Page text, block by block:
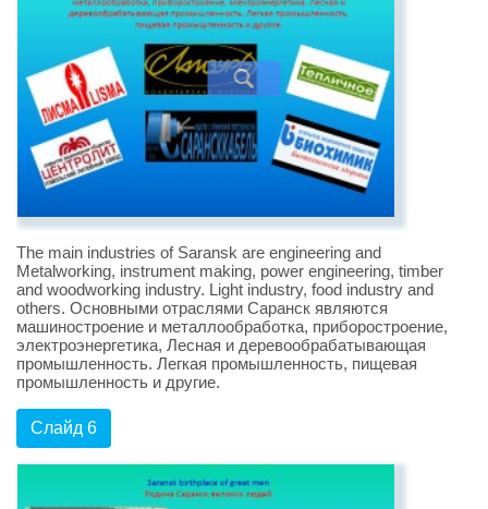
The main industries of Saransk are engineering and
Metalworking, instrument making, power engineering, timber
and woodworking industry. Light industry, food industry and
others. Основными отраслями Саранск являются
машиностроение и металлообработка, приборостроение,
электроэнергетика, Лесная и деревообрабатывающая
промышленность. Легкая промышленность, пищевая
промышленность и другие.
Слайд 6